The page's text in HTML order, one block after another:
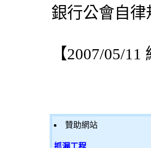
銀行公會自律
【2007/05/11
贊助網站
抓漏工程